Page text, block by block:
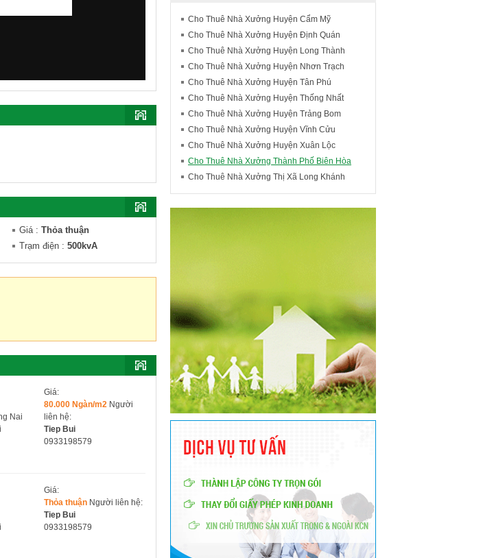
Giá: Thỏa thuận
Trạm điện: 500kvA
Nai
Giá:
80.000 Ngàn/m2 Người
liên hệ:
Tiep Bui
0933198579
Giá:
Thỏa thuận Người liên hệ:
Tiep Bui
0933198579
Cho Thuê Nhà Xưởng Huyện Cẩm Mỹ
Cho Thuê Nhà Xưởng Huyện Định Quán
Cho Thuê Nhà Xưởng Huyện Long Thành
Cho Thuê Nhà Xưởng Huyện Nhơn Trạch
Cho Thuê Nhà Xưởng Huyện Tân Phú
Cho Thuê Nhà Xưởng Huyện Thống Nhất
Cho Thuê Nhà Xưởng Huyện Trảng Bom
Cho Thuê Nhà Xưởng Huyện Vĩnh Cửu
Cho Thuê Nhà Xưởng Huyện Xuân Lộc
Cho Thuê Nhà Xưởng Thành Phố Biên Hòa
Cho Thuê Nhà Xưởng Thị Xã Long Khánh